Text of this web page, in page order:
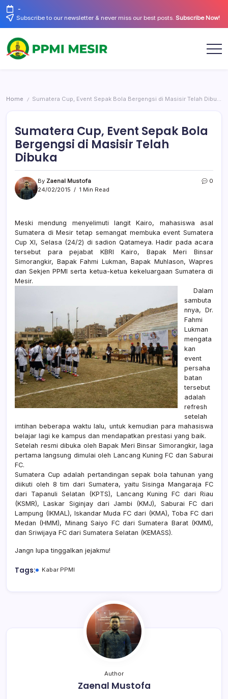
Skip
to
content
-
Subscribe to our newsletter & never miss our best posts. Subscribe Now!
Home / Sumatera Cup, Event Sepak Bola Bergengsi di Masisir Telah Dibuka
Sumatera Cup, Event Sepak Bola
Bergengsi di Masisir Telah
Dibuka
By Zaenal Mustofa
24/02/2015
1 Min Read
0
Meski mendung menyelimuti langit Kairo, mahasiswa asal
Sumatera di Mesir tetap semangat membuka event Sumatera
Cup XI, Selasa (24/2) di sadion Qatameya. Hadir pada acara
tersebut para pejabat KBRI Kairo, Bapak Meri Binsar
Simorangkir, Bapak Fahmi Lukman, Bapak Muhlason, Wapres
dan Sekjen PPMI serta ketua-ketua kekeluargaan Sumatera di
Mesir.
Dalam
sambuta
nnya, Dr.
Fahmi
Lukman
mengata
kan
event
persaha
batan
tersebut
adalah
refresh
setelah
imtihan beberapa waktu lalu, untuk kemudian para mahasiswa
belajar lagi ke kampus dan mendapatkan prestasi yang baik.
Setelah resmi dibuka oleh Bapak Meri Binsar Simorangkir, laga
pertama langsung dimulai oleh Lancang Kuning FC dan Saburai
FC.
Sumatera Cup adalah pertandingan sepak bola tahunan yang
diikuti oleh 8 tim dari Sumatera, yaitu Sisinga Mangaraja FC
dari Tapanuli Selatan (KPTS), Lancang Kuning FC dari Riau
(KSMR), Laskar Siginjay dari Jambi (KMJ), Saburai FC dari
Lampung (IKMAL), Iskandar Muda FC dari (KMA), Toba FC dari
Medan (HMM), Minang Saiyo FC dari Sumatera Barat (KMM),
dan Sriwijaya FC dari Sumatera Selatan (KEMASS).
Jangn lupa tinggalkan jejakmu!
Tags: Kabar PPMI
Author
Zaenal Mustofa